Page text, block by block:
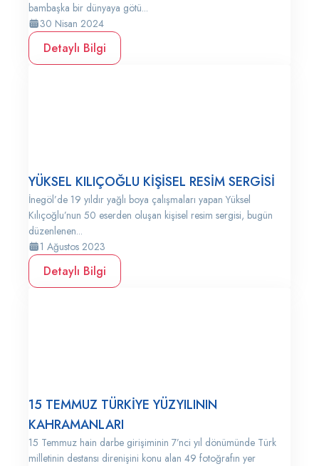
bambaşka bir dünyaya götü...
30 Nisan 2024
Detaylı Bilgi
YÜKSEL KILIÇOĞLU KİŞİSEL RESİM SERGİSİ
İnegöl’de 19 yıldır yağlı boya çalışmaları yapan Yüksel
Kılıçoğlu’nun 50 eserden oluşan kişisel resim sergisi, bugün
düzenlenen...
1 Ağustos 2023
Detaylı Bilgi
15 TEMMUZ TÜRKİYE YÜZYILININ
KAHRAMANLARI
15 Temmuz hain darbe girişiminin 7’nci yıl dönümünde Türk
milletinin destansı direnişini konu alan 49 fotoğrafın yer